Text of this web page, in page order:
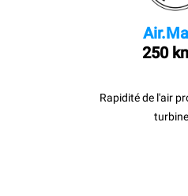
250
Rapidité de l'air